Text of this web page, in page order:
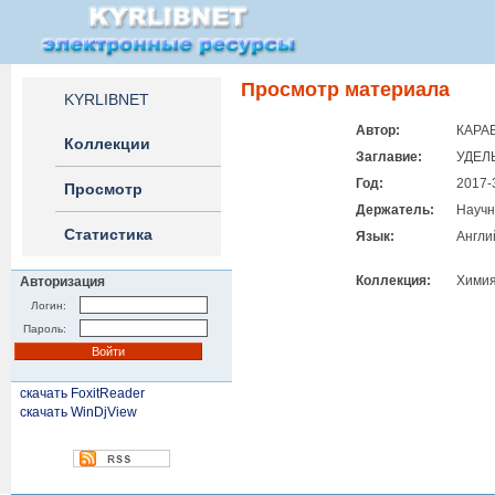
KYRLIBNET
Коллекции
Просмотр
Статистика
Авторизация
Логин:
Пароль:
скачать FoxitReader
скачать WinDjView
Просмотр материала
Автор:
Заглавие:
Год:
2017-
Держатель:
Язык:
Коллекция: